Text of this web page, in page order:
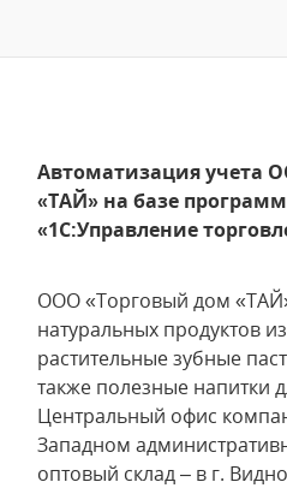
Автоматизация учета
«ТАЙ» на базе
«1С:Управление
ООО «Торговый дом
натуральных продуктов
растительные зубные
также полезные напитки
Центральный офис
Западном
оптовый склад – в г.